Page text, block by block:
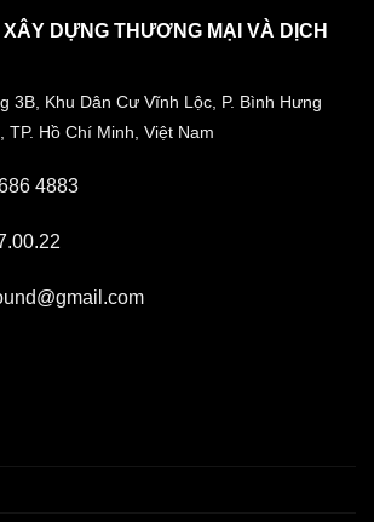
DỰNG THƯƠNG MẠI VÀ DỊCH
3B, Khu Dân Cư Vĩnh Lộc, P. Bình Hưng
TP. Hồ Chí Minh, Việt Nam
4883